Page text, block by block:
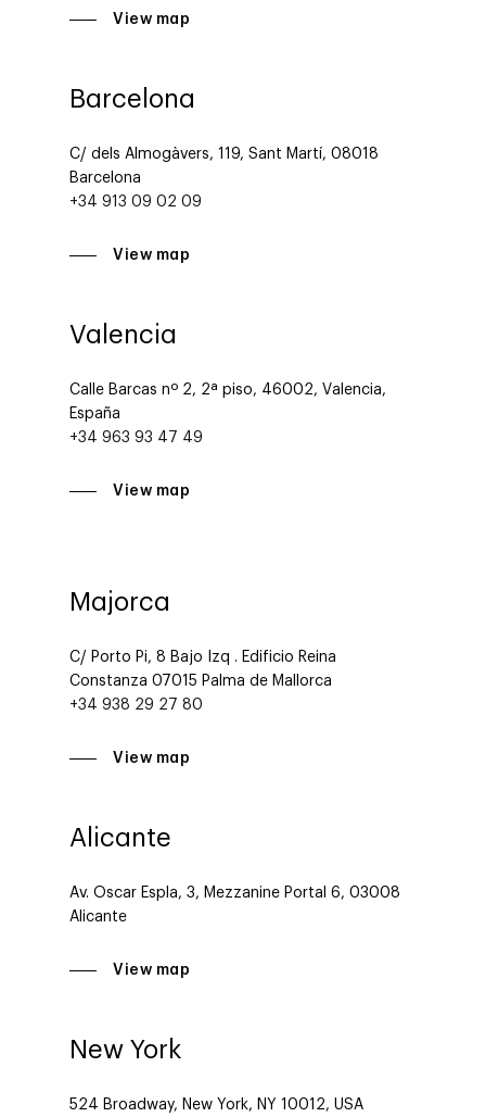
View map
Barcelona
C/ dels Almogàvers, 119, Sant Martí, 08018
Barcelona
+34 913 09 02 09
View map
Valencia
Calle Barcas nº 2, 2ª piso, 46002, Valencia,
España
+34 963 93 47 49
View map
Majorca
C/ Porto Pi, 8 Bajo Izq . Edificio Reina
Constanza 07015 Palma de Mallorca
+34 938 29 27 80
View map
Alicante
Av. Oscar Espla, 3, Mezzanine Portal 6, 03008
Alicante
View map
New York
524 Broadway, New York, NY 10012, USA